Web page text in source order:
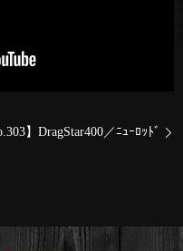
】DragStar400／ﾆｭｰﾛｯﾄﾞ